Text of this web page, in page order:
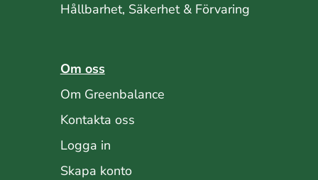
Hållbarhet, Säkerhet & Förvaring
Om oss
Om Greenbalance
Kontakta oss
Logga in
Skapa konto